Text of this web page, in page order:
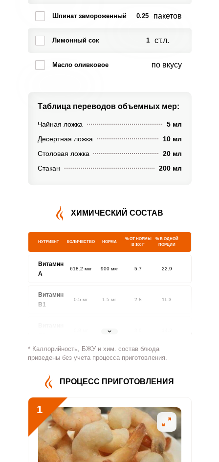
Шпинат замороженный 0.25 пакетов
Лимонный сок 1 ст.л.
Масло оливковое по вкусу
Таблица переводов объемных мер:
Чайная ложка
5 мл
Десертная ложка
10 мл
Столовая ложка
20 мл
Стакан
200 мл
ХИМИЧЕСКИЙ СОСТАВ
НУТРИЕНТ КОЛИЧЕСТВО НОРМА
% ОТ НОРМЫ
В 100 Г
% В ОДНОЙ
ПОРЦИИ
Витамин
A
618.2 мкг 900 мкг 5.7 22.9
Витамин
В1
0.5 мг 1.5 мг 2.8 11.3
1.8 мг
Витамин
86.2 мг 500 мг 1.4 5.7
Витамин
В5
Витамин
В6
1.7 мг 2 мг 7.3 29.1
Витамин
В9
182.4 мкг 400 мкг 3.8 15.2
* Каллорийность, БЖУ и хим. состав блюда
приведены без учета процесса приготовления.
ПРОЦЕСС ПРИГОТОВЛЕНИЯ
1